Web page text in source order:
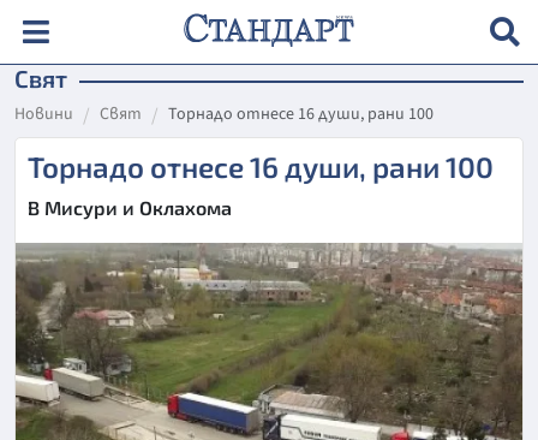
Свят
Новини Свят Торнадо отнесе 16 души, рани 100
Торнадо отнесе 16 души, рани 100
В Мисури и Оклахома